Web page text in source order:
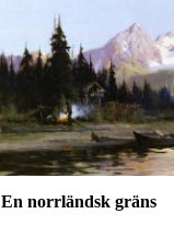
En norrländsk gräns